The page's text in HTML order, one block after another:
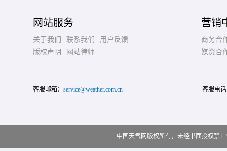
网站服务
关于我们 联系我们
用户反馈
版权声明
网站律师
营销
商务合
媒资合
客服邮箱： service@weather.com.cn 客服电
中国天气网版权所有，未经书面授权